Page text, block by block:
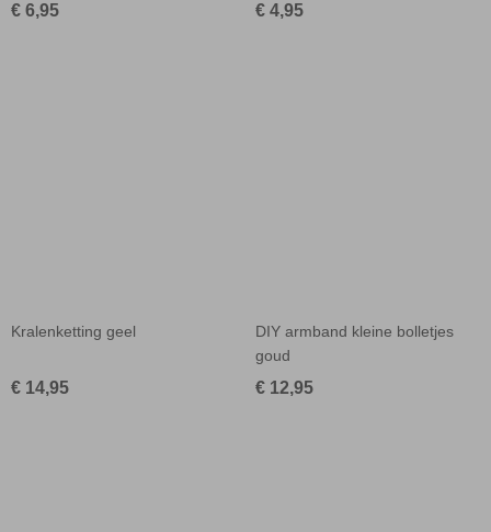
€ 6,95 € 4,95
Kralenketting geel
€ 14,95
DIY armband kleine bolletjes
goud
€ 12,95